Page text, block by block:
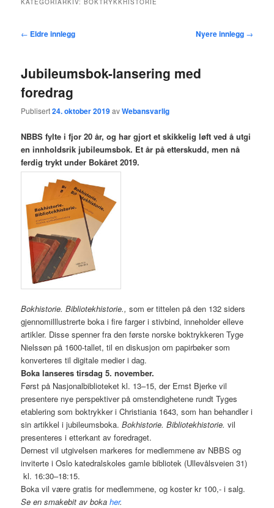
KATEGORIARKIV:BOKTRYKKHISTORIE
Innleggsnavigasjon
← Eldre innlegg Nyere innlegg →
Jubileumsbok-lansering med
foredrag
Publisert24. oktober 2019avWebansvarlig
NBBS fylte i fjor 20 år, og har gjort et skikkelig løft ved å utgi
en innholdsrik jubileumsbok. Et år på etterskudd, men nå
ferdig trykt under Bokåret 2019.
Bokhistorie. Bibliotekhistorie., som er tittelen på den 132 siders
gjennomilllustrerte boka i fire farger i stivbind, inneholder elleve
artikler. Disse spenner fra den første norske boktrykkeren Tyge
Nielssøn på 1600-tallet, til en diskusjon om papirbøker som
konverteres til digitale medier i dag.
Boka lanseres tirsdag 5. november.
Først på Nasjonalbiblioteket kl. 13–15, der Ernst Bjerke vil
presentere nye perspektiver på omstendighetene rundt Tyges
etablering som boktrykker i Christiania 1643, som han behandler i
sin artikkel i jubileumsboka.Bokhistorie. Bibliotekhistorie. vil
presenteres i etterkant av foredraget.
Dernest vil utgivelsen markeres for medlemmene av NBBS og
inviterte i Oslo katedralskoles gamle bibliotek (Ullevålsveien 31)
kl. 16:30–18:15.
Boka vil være gratis for medlemmene, og koster kr 100,- i salg.
Se en smakebit av bokaher.